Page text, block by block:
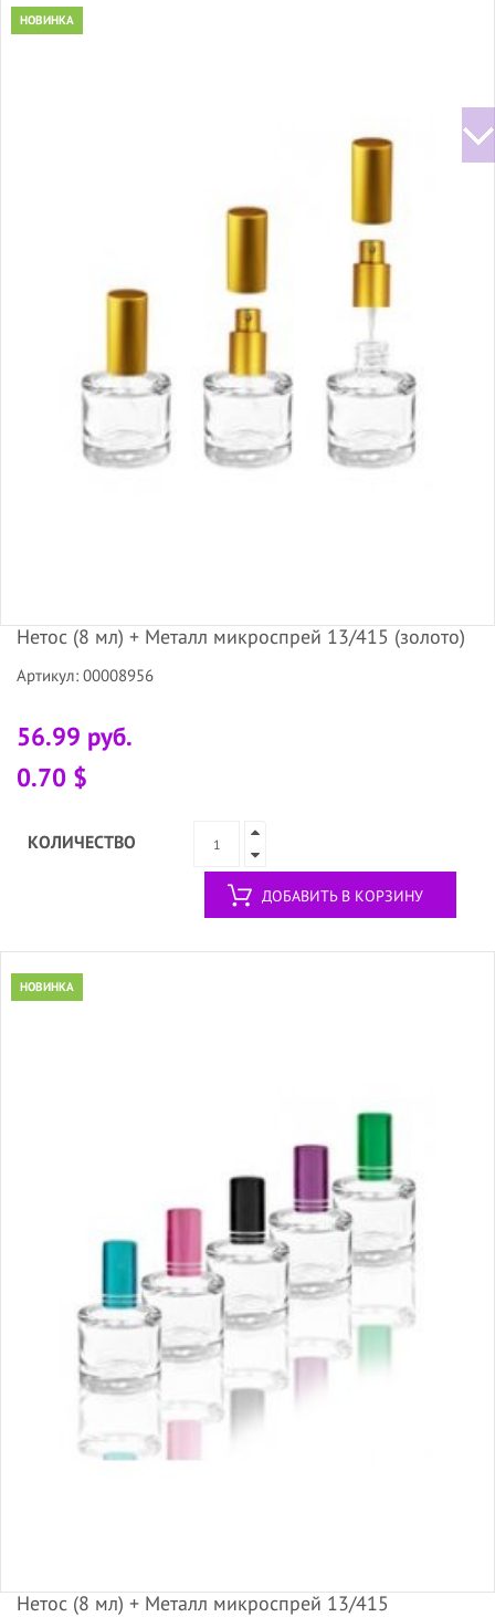
НОВИНКА
Нетос (8 мл) + Металл микроспрей 13/415 (золото)
Артикул: 00008956
56.99 руб.
0.70 $
КОЛИЧЕСТВО
ДОБАВИТЬ В КОРЗИНУ
НОВИНКА
Нетос (8 мл) + Металл микроспрей 13/415